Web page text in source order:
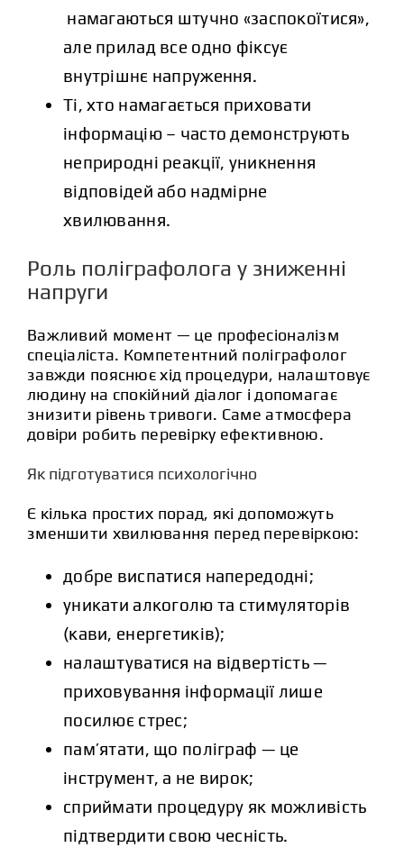
намагаються штучно «заспокоїтися»,
але прилад все одно фіксує
внутрішнє напруження.
Ті, хто намагається приховати
інформацію – часто демонструють
неприродні реакції, уникнення
відповідей або надмірне
хвилювання.
Роль поліграфолога у зниженні
напруги
Важливий момент — це професіоналізм
спеціаліста. Компетентний поліграфолог
завжди пояснює хід процедури, налаштовує
людину на спокійний діалог і допомагає
знизити рівень тривоги. Саме атмосфера
довіри робить перевірку ефективною.
Як підготуватися психологічно
Є кілька простих порад, які допоможуть
зменшити хвилювання перед перевіркою:
добре виспатися напередодні;
уникати алкоголю та стимуляторів
(кави, енергетиків);
налаштуватися на відвертість —
приховування інформації лише
посилює стрес;
пам’ятати, що поліграф — це
інструмент, а не вирок;
сприймати процедуру як можливість
підтвердити свою чесність.